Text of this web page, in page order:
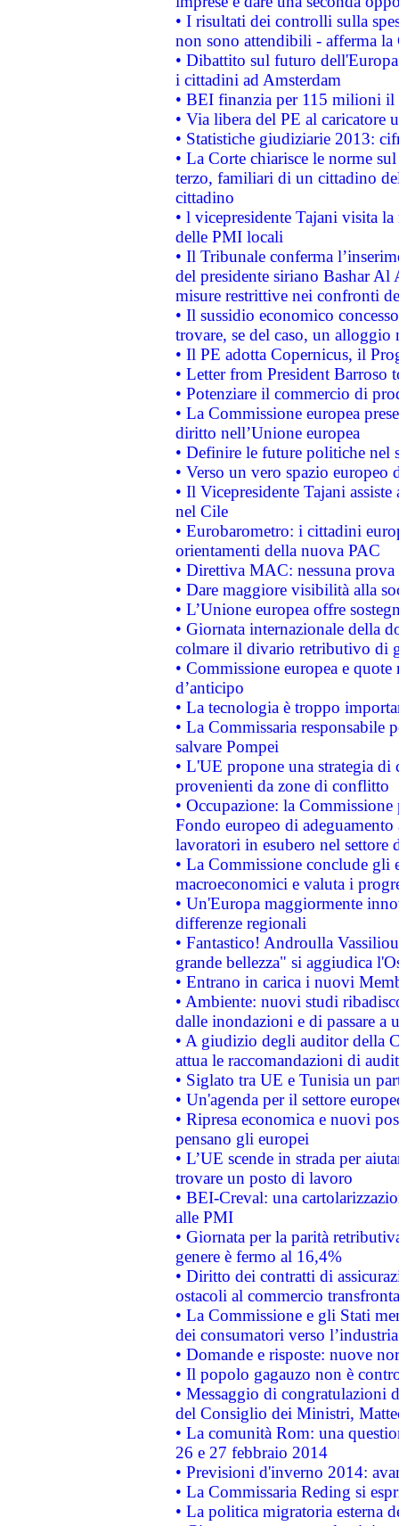
• I risultati dei controlli sulla
non sono attendibili - afferma la
• Dibattito sul futuro
i cittadini ad Amsterdam
• BEI finanzia per 115 milioni
• Via libera del PE al caricatore
• Statistiche giudiziarie 2013:
• La Corte chiarisce le norme
terzo, familiari di un cittadino
cittadino
• l vicepresidente Tajani visita
delle PMI locali
• Il Tribunale conferma
del presidente siriano Bashar Al
misure restrittive nei confronti
• Il sussidio economico
trovare, se del caso, un
• Il PE adotta Copernicus, il
• Letter from President Barroso
• Potenziare il commercio di
• La Commissione europea
diritto nell’Unione europea
• Definire le future politiche nel
• Verso un vero spazio
• Il Vicepresidente Tajani
nel Cile
• Eurobarometro: i cittadini
orientamenti della nuova PAC
• Direttiva MAC: nessuna
• Dare maggiore visibilità alla
• L’Unione europea offre
• Giornata internazionale della
colmare il divario retributivo di
• Commissione europea e
d’anticipo
• La tecnologia è troppo
• La Commissaria responsabile
salvare Pompei
• L'UE propone una strategia
provenienti da zone di conflitto
• Occupazione: la
Fondo europeo di
lavoratori in esubero nel
• La Commissione conclude
macroeconomici e valuta i
• Un'Europa maggiormente
differenze regionali
• Fantastico! Androulla
grande bellezza" si aggiudica
• Entrano in carica i nuovi
• Ambiente: nuovi studi
dalle inondazioni e di passare a
• A giudizio degli auditor della
attua le raccomandazioni di
• Siglato tra UE e Tunisia un
• Un'agenda per il settore
• Ripresa economica e nuovi
pensano gli europei
• L’UE scende in strada per
trovare un posto di lavoro
• BEI-Creval: una
alle PMI
• Giornata per la parità
genere è fermo al 16,4%
• Diritto dei contratti di
ostacoli al commercio
• La Commissione e gli Stati
dei consumatori verso
• Domande e risposte: nuove
• Il popolo gagauzo non è
• Messaggio di congratulazioni
del Consiglio dei Ministri,
• La comunità Rom: una
26 e 27 febbraio 2014
• Previsioni d'inverno 2014:
• La Commissaria Reding si
• La politica migratoria esterna